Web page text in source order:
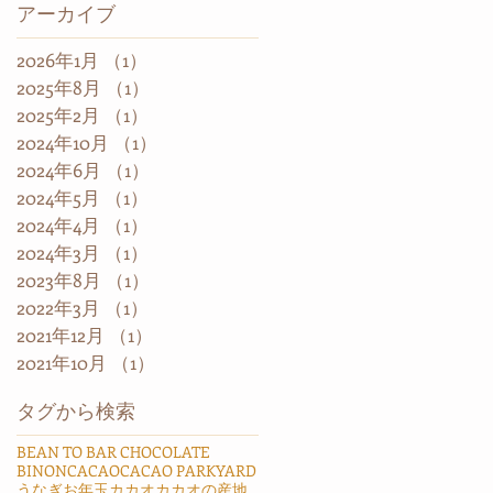
アーカイブ
2026年1月 （1）
2025年8月
（1）
2025年2月
（1）
2024年10月
（1）
2024年6月
（1）
2024年5月
（1）
2024年4月
（1）
2024年3月
（1）
2023年8月
（1）
2022年3月
（1）
2021年12月
（1）
2021年10月
（1）
タグから検索
BEAN TO BAR CHOCOLATE
BINONCACAOCACAO PARKYARD
うなぎお年玉カカオカカオの産地